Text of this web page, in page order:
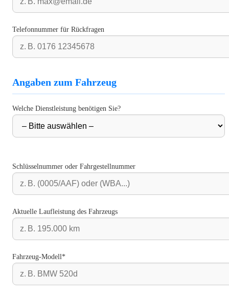
Telefonnummer für Rückfragen
Angaben zum Fahrzeug
Welche Dienstleistung benötigen Sie?
Schlüsselnummer oder Fahrgestellnummer
Aktuelle Laufleistung des Fahrzeugs
Fahrzeug-Modell*